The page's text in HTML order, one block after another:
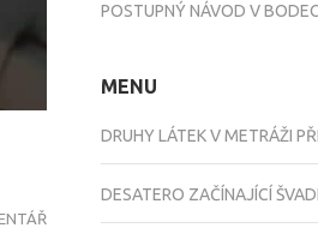
NA
POSTUPNÝ NÁVOD V
MENU
DRUHY LÁTEK V METRÁŽI
DESATERO ZAČÍNAJÍCÍ